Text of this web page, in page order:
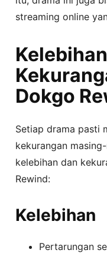
streaming online
Dokgo
Setiap drama pasti
kekurangan
kelebihan dan
Rewind:
Kelebihan
Pertarungan